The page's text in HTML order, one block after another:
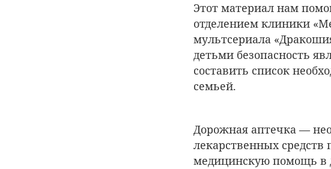
Этот материал нам
отделением клиники
мультсериала
детьми безопасность
составить список
семьей.
Дорожная аптечка —
лекарственных средств
медицинскую помощь в